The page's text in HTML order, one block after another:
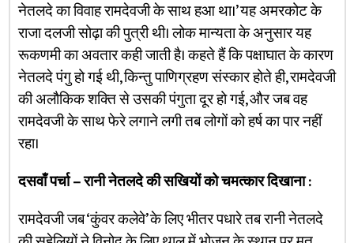
नेतलदे का विवाह रामदेवजी के साथ हआ था।’ यह अमरकोट के
राजा दलजी सोढ़ा की पुत्री थी। लोक मान्यता के अनुसार यह
रूकणमी का अवतार कही जाती है। कहते हैं कि पक्षाघात के कारण
नेतलदे पंगु हो गई थी, किन्तु पाणिग्रहण संस्कार होते ही, रामदेवजी
की अलौकिक शक्ति से उसकी पंगुता दूर हो गई, और जब वह
रामदेवजी के साथ फेरे लगाने लगी तब लोगों को हर्ष का पार नहीं
रहा।
दसवाँ पर्चा – रानी नेतलदे की सखियों को चमत्कार दिखाना :
रामदेवजी जब ‘कुंवर कलेवे’ के लिए भीतर पधारे तब रानी नेतलदे